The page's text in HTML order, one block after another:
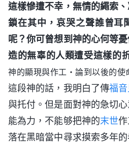
這樣慘遭不幸，無情的繩索
鎖在其中，哀哭之聲誰曾耳
呢？你可曾想到神的心何等
造的無辜的人類遭受這樣的
神的顯現與作工・論到以後的使
這段神的話，我明白了傳福音
與托付。但是面對神的急切
能為力，不能够把神的末世
落在黑暗當中尋求摸索多年